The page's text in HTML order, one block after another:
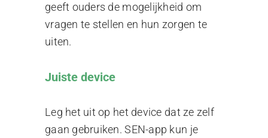
geeft ouders de mogelijkheid om
vragen te stellen en hun zorgen te
uiten.
Juiste device
Leg het uit op het device dat ze zelf
gaan gebruiken. SEN-app kun je